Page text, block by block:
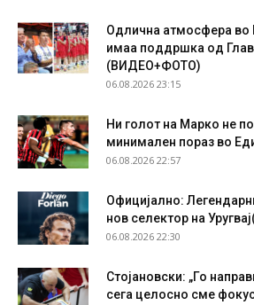
Одлична атмосфера во
имаа поддршка од
(ВИДЕО+ФОТО)
06.08.2026 23:15
Ни голот на Марко не
минимален пораз во
06.08.2026 22:57
Официјално:
нов селектор на
06.08.2026 22:30
Стојановски: „Го
сега целосно сме